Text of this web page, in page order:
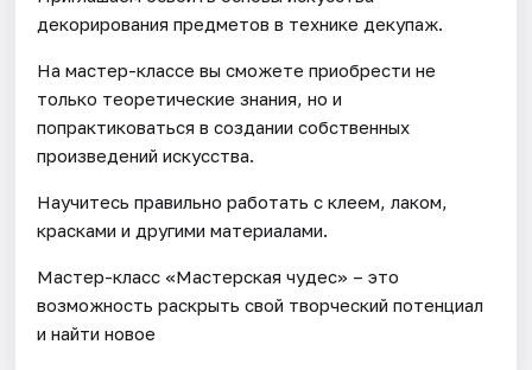
декорирования предметов в технике декупаж.
На мастер-классе вы сможете приобрести не
только теоретические знания, но и
попрактиковаться в создании собственных
произведений искусства.
Научитесь правильно работать с клеем, лаком,
красками и другими материалами.
Мастер-класс «Мастерская чудес» – это
возможность раскрыть свой творческий потенциал
и найти новое